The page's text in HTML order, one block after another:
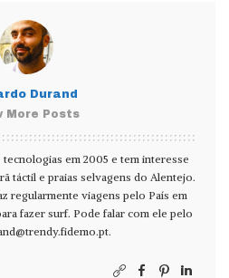
Durand
More Posts
em 2005 e tem interesse
táctil e praias selvagens do Alentejo.
regularmente viagens pelo País em
fazer surf. Pode falar com ele pelo
.